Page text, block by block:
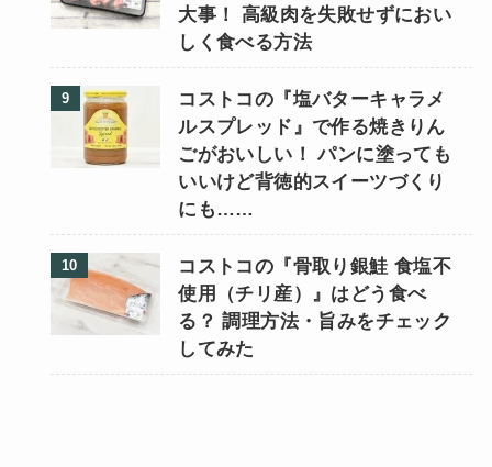
大事！ 高級肉を失敗せずにおい
しく食べる方法
コストコの『塩バターキャラメ
ルスプレッド』で作る焼きりん
ごがおいしい！ パンに塗っても
いいけど背徳的スイーツづくり
にも……
コストコの『骨取り銀鮭 食塩不
使用（チリ産）』はどう食べ
る？ 調理方法・旨みをチェック
してみた